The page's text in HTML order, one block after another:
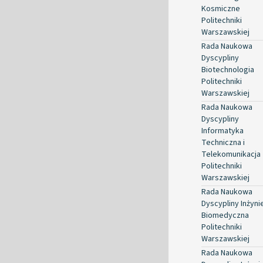
Kosmiczne
Politechniki
Warszawskiej
Rada Naukowa
Dyscypliny
Biotechnologia
Politechniki
Warszawskiej
Rada Naukowa
Dyscypliny
Informatyka
Techniczna i
Telekomunikacja
Politechniki
Warszawskiej
Rada Naukowa
Dyscypliny
Biomedyczna
Politechniki
Warszawskiej
Rada Naukowa